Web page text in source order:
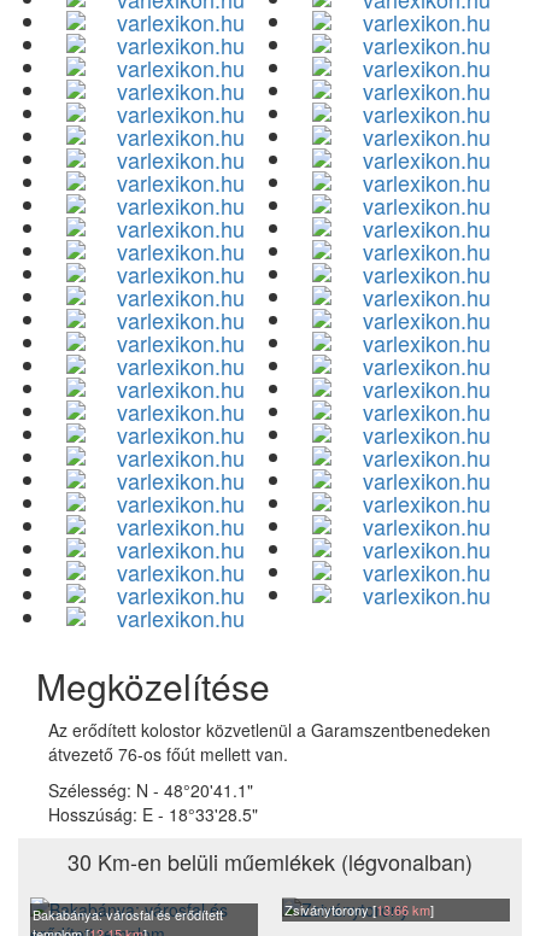
Megközelítése
Az erődített kolostor közvetlenül a Garamszentbenedeken
átvezető 76-os főút mellett van.
Szélesség: N - 48°20'41.1"
Hosszúság: E - 18°33'28.5"
30 Km-en belüli műemlékek (légvonalban)
Bakabánya: városfal és erődített
Zsiványtorony [13.66 km]